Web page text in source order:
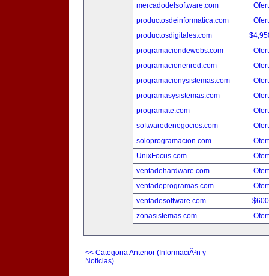
mercadodelsoftware.com
productosdeinformatica.com
productosdigitales.com
programaciondewebs.com
programacionenred.com
programacionysistemas.com
programasysistemas.com
programate.com
softwaredenegocios.com
soloprogramacion.com
UnixFocus.com
ventadehardware.com
ventadeprogramas.com
ventadesoftware.com
zonasistemas.com
<< Categoria Anterior (InformaciÃ³n y
Noticias)